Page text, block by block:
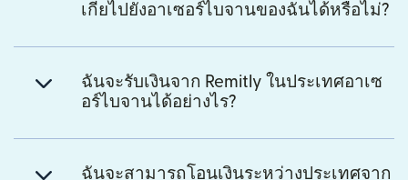
เกียไปยังอาเซอร์ไบจานของฉันได้หรือไม่?
ฉันจะรับเงินจาก Remitly ในประเทศอาเซ
อร์ไบจานได้อย่างไร?
ฉันจะสามารถโอนเงินระหว่างประเทศจาก